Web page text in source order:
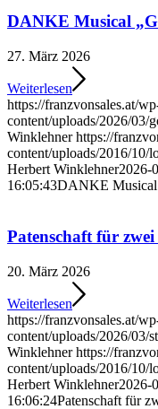
DANKE Musical
27. März 2026
Weiterlesen
https://franzvonsales.at/
content/uploads/2026/03/
Winklehner https://
content/uploads/2016/10/
Herbert Winklehner2026-
16:05:43DANKE Musical
Patenschaft für zwei
20. März 2026
Weiterlesen
https://franzvonsales.at/
content/uploads/2026/03/
Winklehner https://
content/uploads/2016/10/
Herbert Winklehner2026-
16:06:24Patenschaft für